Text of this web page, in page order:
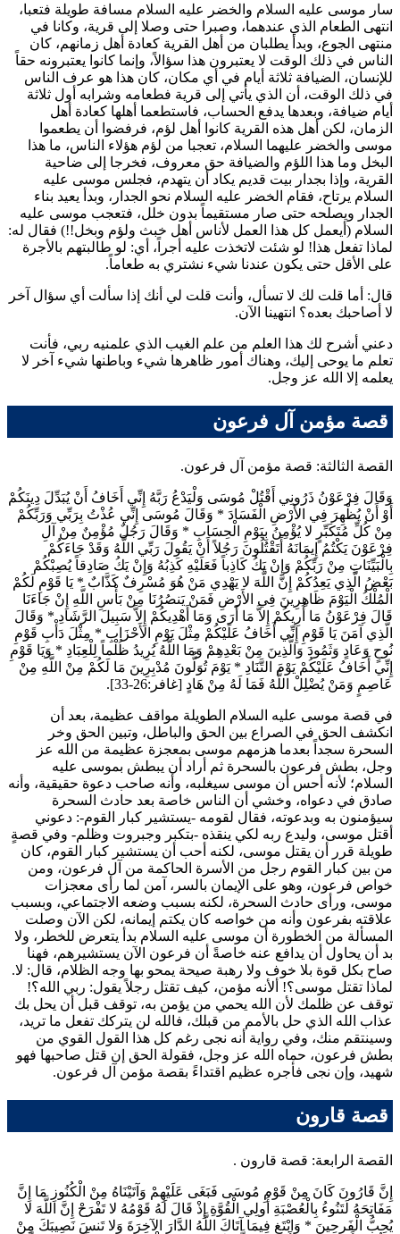
سار موسى عليه السلام والخضر عليه السلام مسافة طويلة فتعبا،
انتهى الطعام الذي عندهما، وصبرا حتى وصلا إلى قرية، وكانا في
منتهى الجوع، وبدأ يطلبان من أهل القرية كعادة أهل زمانهم، كان
الناس في ذلك الوقت لا يعتبرون هذا سؤالاً، وإنما كانوا يعتبرونه حقاً
للإنسان، الضيافة ثلاثة أيام في أي مكان، كان هذا هو عرف الناس
في ذلك الوقت، أن الذي يأتي إلى قرية فطعامه وشرابه أول ثلاثة
أيام ضيافة، وبعدها يدفع الحساب، فاستطعما أهلها كعادة أهل
الزمان، لكن أهل هذه القرية كانوا أهل لؤم، فرفضوا أن يطعموا
موسى والخضر عليهما السلام، تعجبا من لؤم هؤلاء الناس، ما هذا
البخل وما هذا اللؤم والضيافة حق معروف، فخرجا إلى ضاحية
القرية، وإذا بجدار بيت قديم يكاد أن يتهدم، فجلس موسى عليه
السلام يرتاح، فقام الخضر عليه السلام نحو الجدار، وبدأ يعيد بناء
الجدار ويصلحه حتى صار مستقيماً بدون خلل، فتعجب موسى عليه
السلام (أيعمل كل هذا العمل لأناس أهل خبث ولؤم وبخل!!) فقال له:
لماذا تفعل هذا! لو شئت لاتخذت عليه أجراً، أي: لو طالبتهم بالأجرة
على الأقل حتى يكون عندنا شيء نشتري به طعاماً.
قال: أما قلت لك لا تسأل، وأنت قلت لي أنك إذا سألت أي سؤال آخر
لا أصاحبك بعده؟ انتهينا الآن.
دعني أشرح لك هذا العلم من علم الغيب الذي علمنيه ربي، فأنت
تعلم ما يوحى إليك، وهناك أمور ظاهرها شيء وباطنها شيء آخر لا
يعلمه إلا الله عز وجل.
قصة مؤمن آل فرعون
القصة الثالثة: قصة مؤمن آل فرعون.
وَقَالَ فِرْعَوْنُ ذَرُونِي أَقْتُلْ مُوسَى وَلْيَدْعُ رَبَّهُ إِنِّي أَخَافُ أَنْ يُبَدِّلَ دِينَكُمْ
أَوْ أَنْ يُظْهِرَ فِي الأَرْضِ الْفَسَادَ * وَقَالَ مُوسَى إِنِّي عُذْتُ بِرَبِّي وَرَبِّكُمْ
مِنْ كُلِّ مُتَكَبِّرٍ لا يُؤْمِنُ بِيَوْمِ الْحِسَابِ * وَقَالَ رَجُلٌ مُؤْمِنٌ مِنْ آلِ
فِرْعَوْنَ يَكْتُمُ إِيمَانَهُ أَتَقْتُلُونَ رَجُلاً أَنْ يَقُولَ رَبِّي اللَّهُ وَقَدْ جَاءَكُمْ
بِالْبَيِّنَاتِ مِنْ رَبِّكُمْ وَإِنْ يَكُ كَاذِباً فَعَلَيْهِ كَذِبُهُ وَإِنْ يَكُ صَادِقاً يُصِبْكُمْ
بَعْضُ الَّذِي يَعِدُكُمْ إِنَّ اللَّهَ لا يَهْدِي مَنْ هُوَ مُسْرِفٌ كَذَّابٌ *يَا قَوْمِ لَكُمْ
الْمُلْكُ الْيَوْمَ ظَاهِرِينَ فِي الأَرْضِ فَمَنْ يَنصُرُنَا مِنْ بَأْسِ اللَّهِ إِنْ جَاءَنَا
قَالَ فِرْعَوْنُ مَا أُرِيكُمْ إِلاَّ مَا أَرَى وَمَا أَهْدِيكُمْ إِلاَّ سَبِيلَ الرَّشَادِ* وَقَالَ
الَّذِي آمَنَ يَا قَوْمِ إِنِّي أَخَافُ عَلَيْكُمْ مِثْلَ يَوْمِ الأَحْزَابِ * مِثْلَ دَأْبِ قَوْمِ
نُوحٍ وَعَادٍ وَثَمُودَ وَالَّذِينَ مِنْ بَعْدِهِمْ وَمَا اللَّهُ يُرِيدُ ظُلْماً لِلْعِبَادِ *وَيَا قَوْمِ
إِنِّي أَخَافُ عَلَيْكُمْ يَوْمَ التَّنَادِ *يَوْمَ تُوَلُّونَ مُدْبِرِينَ مَا لَكُمْ مِنْ اللَّهِ مِنْ
عَاصِمٍ وَمَنْ يُضْلِلْ اللَّهُ فَمَا لَهُ مِنْ هَادٍ [غافر:26-33].
في قصة موسى عليه السلام الطويلة مواقف عظيمة، بعد أن
انكشف الحق في الصراع بين الحق والباطل، وتبين الحق وخر
السحرة سجداً بعدما هزمهم موسى بمعجزة عظيمة من الله عز
وجل، بطش فرعون بالسحرة ثم أراد أن يبطش بموسى عليه
السلام؛ لأنه أحس أن موسى سيغلبه، وأنه صاحب دعوة حقيقية، وأنه
صادق في دعواه، وخشي أن الناس خاصة بعد حادث السحرة
سيؤمنون به وبدعوته، فقال لقومه -يستشير كبار القوم-: دعوني
أقتل موسى، وليدع ربه لكي ينقذه -بتكبر وجبروت وظلم- وفي قصةٍ
طويلة قرر أن يقتل موسى، لكنه أحب أن يستشير كبار القوم، كان
من بين كبار القوم رجل من الأسرة الحاكمة من آل فرعون، ومن
خواص فرعون، وهو على الإيمان بالسر، آمن لما رأى معجزات
موسى، ورأى حادث السحرة، لكنه بسبب وضعه الاجتماعي، وبسبب
علاقته بفرعون وأنه من خواصه كان يكتم إيمانه، لكن الآن وصلت
المسألة من الخطورة أن موسى عليه السلام بدأ يتعرض للخطر، ولا
بد أن يحاول أن يدافع عنه خاصةً أن فرعون الآن يستشيرهم، فهنا
صاح بكل قوة بلا خوف ولا رهبة صيحة يمحو بها وجه الظلام، قال: لا.
لماذا تقتل موسى؟! ألأنه مؤمن، كيف تقتل رجلاً يقول: ربي الله؟!
توقف عن ظلمك لأن الله يحمي من يؤمن به، توقف قبل أن يحل بك
عذاب الله الذي حل بالأمم من قبلك، فالله لن يتركك تفعل ما تريد،
وسينتقم منك، وفي رواية أنه نجى رغم كل هذا القول القوي من
بطش فرعون، حماه الله عز وجل، فقولة الحق إن قتل صاحبها فهو
شهيد، وإن نجى فأجره عظيم اقتداءً بقصة مؤمن آل فرعون.
قصة قارون
القصة الرابعة: قصة قارون .
إِنَّ قَارُونَ كَانَ مِنْ قَوْمِ مُوسَى فَبَغَى عَلَيْهِمْ وَآتَيْنَاهُ مِنْ الْكُنُوزِ مَا إِنَّ
مَفَاتِحَهُ لَتَنُوءُ بِالْعُصْبَةِ أُولِي الْقُوَّةِ إِذْ قَالَ لَهُ قَوْمُهُ لا تَفْرَحْ إِنَّ اللَّهَ لا
يُحِبُّ الْفَرِحِينَ * وَابْتَغِ فِيمَا آتَاكَ اللَّهُ الدَّارَ الآخِرَةَ وَلا تَنسَ نَصِيبَكَ مِنْ